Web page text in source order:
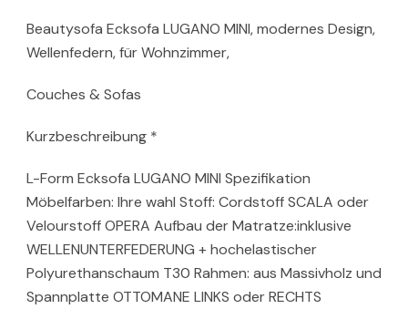
Beautysofa Ecksofa LUGANO MINI, modernes Design,
Wellenfedern, für Wohnzimmer,
Couches & Sofas
Kurzbeschreibung *
L-Form Ecksofa LUGANO MINI Spezifikation
Möbelfarben: Ihre wahl Stoff: Cordstoff SCALA oder
Velourstoff OPERA Aufbau der Matratze:inklusive
WELLENUNTERFEDERUNG + hochelastischer
Polyurethanschaum T30 Rahmen: aus Massivholz und
Spannplatte OTTOMANE LINKS oder RECHTS